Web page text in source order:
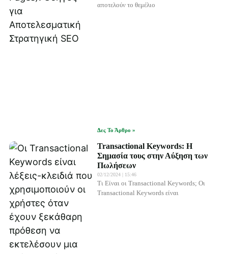
αποτελούν το θεμέλιο
Δες Το Άρθρο »
Transactional Keywords: Η
Σημασία τους στην Αύξηση των
Πωλήσεων
02/12/2024 15:46
Τι Είναι οι Transactional Keywords; Οι
Transactional Keywords είναι